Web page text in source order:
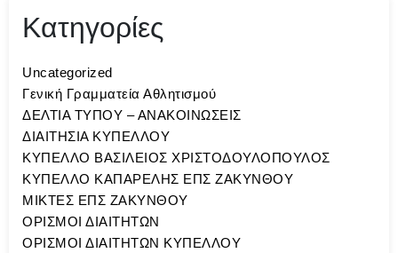
Κατηγορίες
Uncategorized
Γενική Γραμματεία Αθλητισμού
ΔΕΛΤΙΑ ΤΥΠΟΥ – ΑΝΑΚΟΙΝΩΣΕΙΣ
ΔΙΑΙΤΗΣΙΑ ΚΥΠΕΛΛΟΥ
ΚΥΠΕΛΛΟ ΒΑΣΙΛΕΙΟΣ ΧΡΙΣΤΟΔΟΥΛΟΠΟΥΛΟΣ
ΚΥΠΕΛΛΟ ΚΑΠΑΡΕΛΗΣ ΕΠΣ ΖΑΚΥΝΘΟΥ
ΜΙΚΤΕΣ ΕΠΣ ΖΑΚΥΝΘΟΥ
ΟΡΙΣΜΟΙ ΔΙΑΙΤΗΤΩΝ
ΟΡΙΣΜΟΙ ΔΙΑΙΤΗΤΩΝ ΚΥΠΕΛΛΟΥ